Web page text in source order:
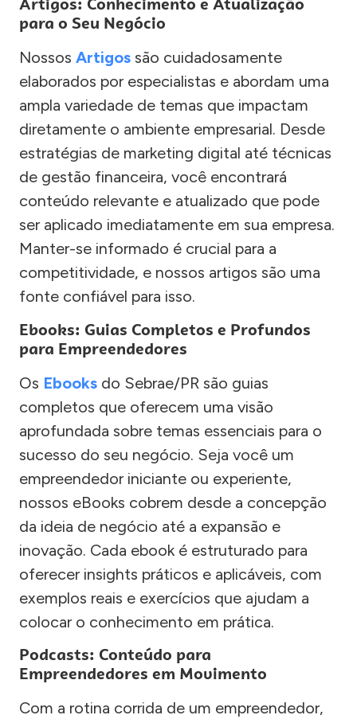
para o Seu Negócio
Nossos Artigos são cuidadosamente
elaborados por especialistas e abordam uma
ampla variedade de temas que impactam
diretamente o ambiente empresarial. Desde
estratégias de marketing digital até técnicas
de gestão financeira, você encontrará
conteúdo relevante e atualizado que pode
ser aplicado imediatamente em sua empresa.
Manter-se informado é crucial para a
competitividade, e nossos artigos são uma
fonte confiável para isso.
Ebooks: Guias Completos e Profundos
para Empreendedores
Os Ebooks do Sebrae/PR são guias
completos que oferecem uma visão
aprofundada sobre temas essenciais para o
sucesso do seu negócio. Seja você um
empreendedor iniciante ou experiente,
nossos eBooks cobrem desde a concepção
da ideia de negócio até a expansão e
inovação. Cada ebook é estruturado para
oferecer insights práticos e aplicáveis, com
exemplos reais e exercícios que ajudam a
colocar o conhecimento em prática.
Podcasts: Conteúdo para
Empreendedores em Movimento
Com a rotina corrida de um empreendedor,